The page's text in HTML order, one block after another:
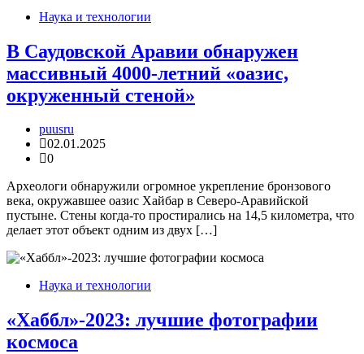
Наука и технологии
В Саудовской Аравии обнаружен
массивный 4000-летний «оазис,
окруженный стеной»
puusru
02.01.2025
0
Археологи обнаружили огромное укрепление бронзового
века, окружавшее оазис Хайбар в Северо-Аравийской
пустыне. Стены когда-то простирались на 14,5 километра, что
делает этот объект одним из двух […]
Наука и технологии
«Хаббл»-2023: лучшие фотографии
космоса